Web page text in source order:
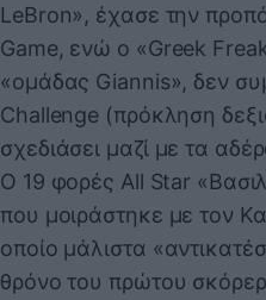
LeBron», έχασε την
Game, ενώ ο «Greek
«ομάδας Giannis», δεν
Challenge (πρόκληση
σχεδιάσει μαζί με τα
Ο 19 φορές All Star
που μοιράστηκε με τον
οποίο μάλιστα
θρόνο του πρώτου